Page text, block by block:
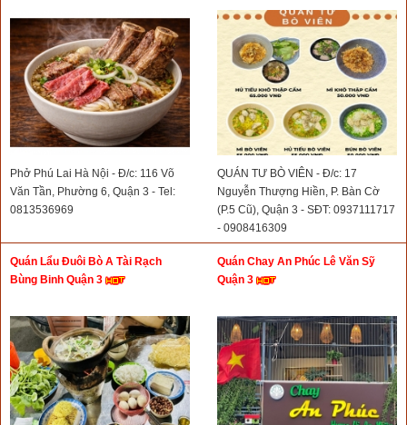
Phở Phú Lai Hà Nội - Đ/c: 116 Võ
Văn Tần, Phường 6, Quận 3 - Tel:
0813536969
QUÁN TƯ BÒ VIÊN - Đ/c: 17
Nguyễn Thượng Hiền, P. Bàn Cờ
(P.5 Cũ), Quận 3 - SĐT: 0937111717
- 0908416309
Quán Lẩu Đuôi Bò A Tài Rạch
Bùng Binh Quận 3
Quán Chay An Phúc Lê Văn Sỹ
Quận 3